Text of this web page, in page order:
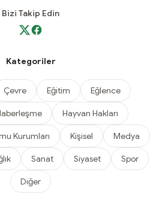
Bizi Takip Edin
Kategoriler
Çevre Eğitim Eğlence
Hayvan Hakları
Kurumları Kişisel Medya
Sanat Siyaset Spor
Diğer